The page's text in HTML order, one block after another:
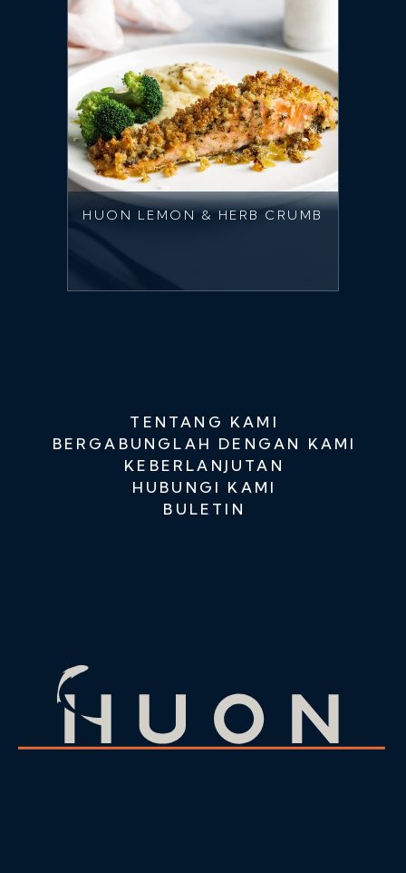
HUON LEMON & HERB CRUMB
TENTANG KAMI
BERGABUNGLAH DENGAN KAMI
KEBERLANJUTAN
HUBUNGI KAMI
BULETIN